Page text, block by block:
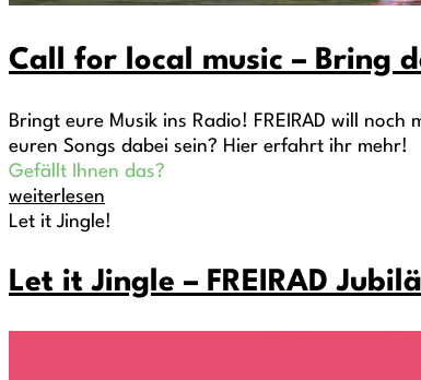
Call for local music – Bring
Bringt eure Musik ins Radio! FREIRAD will
euren Songs dabei sein? Hier erfahrt ihr mehr!
Gefällt Ihnen das?
weiterlesen
Let it Jingle!
Let it Jingle – FREIRAD